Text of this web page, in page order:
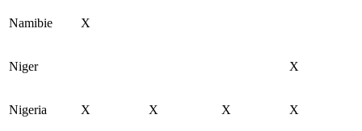
Namibie X
Niger X
Nigeria X X X X